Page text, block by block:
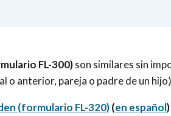
FL-300)son similares sin
o anterior, pareja o padre de un
(formulario FL-320)(en español)